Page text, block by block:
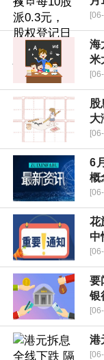
海
米
股
大
6
概
花
中
要
银
港